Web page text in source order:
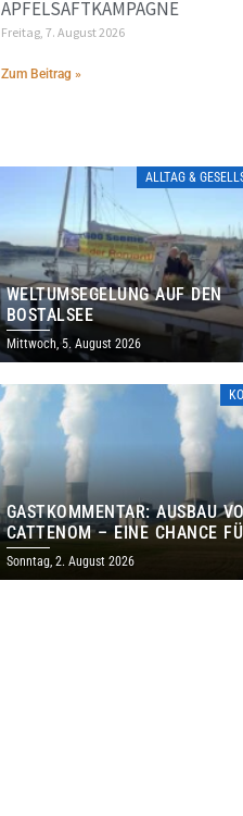
APFELSAFTKAMPAGNE
Freitag, 7. August 2026
Zum Beitrag »
ALLTAG &
WELTUMSEGELUNG AUF DEN
BOSTALSEE
Mittwoch, 5. August 2026
GASTKOMMENTAR: AUSBAU
CATTENOM – EINE CHANCE
LOTHRINGEN UND DAS
Sonntag, 2. August 2026